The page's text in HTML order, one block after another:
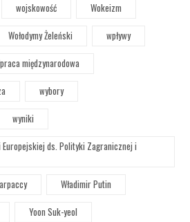
wojskowość
Wokeizm
Wołodymy Żeleński
wpływy
międzynarodowa
wybory
wyniki
ds. Polityki Zagranicznej i
Władimir Putin
Yoon Suk-yeol